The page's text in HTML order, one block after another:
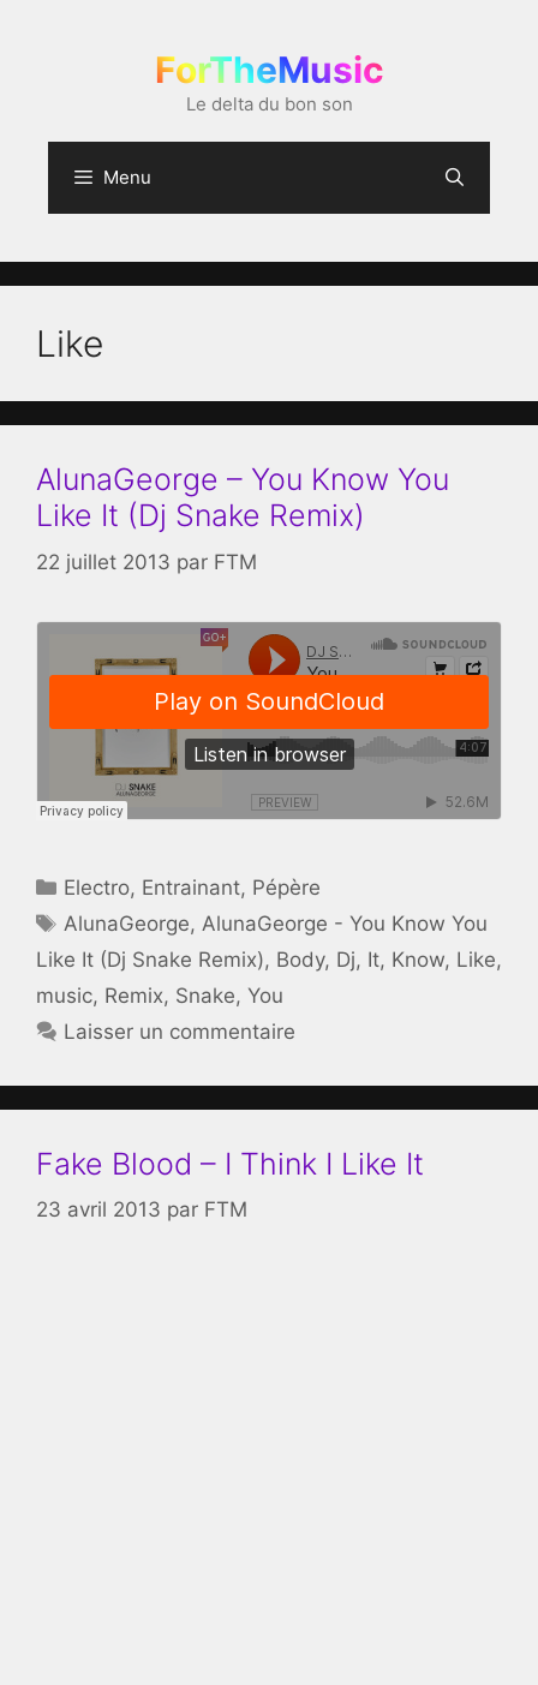
ForTheMusic
Le delta du bon son
Menu
Like
AlunaGeorge – You Know You
Like It (Dj Snake Remix)
22 juillet 2013 par FTM
Catégories
Electro, Entrainant, Pépère
Étiquettes
AlunaGeorge, AlunaGeorge - You Know You
Like It (Dj Snake Remix), Body, Dj, It, Know, Like,
music, Remix, Snake, You
Laisser un commentaire
Fake Blood – I Think I Like It
23 avril 2013 par FTM